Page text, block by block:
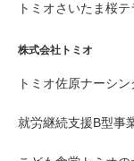
トミオさいたま桜テ
株式会社トミオ
トミオ佐原ナーシ
就労継続支援B型事